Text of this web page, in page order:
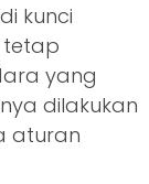
kunci
tetap
yang
dilakukan
aturan